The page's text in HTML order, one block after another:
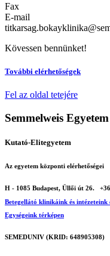
Fax
E-mail
Kövessen bennünket!
További elérhetőségek
Fel az oldal tetejére
Semmelweis Egyetem
Kutató-Elitegyetem
Az egyetem központi elérhetőségei
H - 1085 Budapest, Üllői út 26.
Betegellátó klinikáink és intézeteink
Egységeink térképen
SEMEDUNIV (KRID: 648905308)